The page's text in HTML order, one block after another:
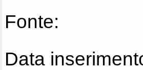
Fonte:
Data